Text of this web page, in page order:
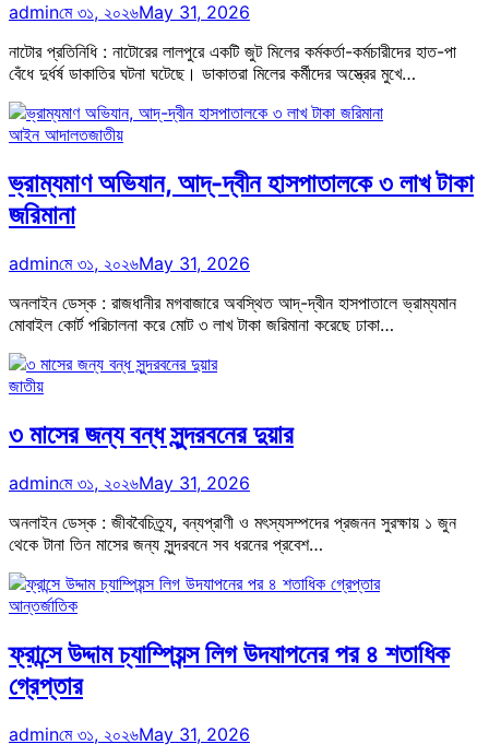
adminমে ৩১, ২০২৬May 31, 2026
নাটোর প্রতিনিধি : নাটোরের লালপুরে একটি জুট মিলের কর্মকর্তা-কর্মচারীদের হাত-পা
বেঁধে দুর্ধর্ষ ডাকাতির ঘটনা ঘটেছে। ডাকাতরা মিলের কর্মীদের অস্ত্রের মুখে…
আইন আদালতজাতীয়
ভ্রাম্যমাণ অভিযান, আদ্-দ্বীন হাসপাতালকে ৩ লাখ টাকা
জরিমানা
adminমে ৩১, ২০২৬May 31, 2026
অনলাইন ডেস্ক : রাজধানীর মগবাজারে অবস্থিত আদ্-দ্বীন হাসপাতালে ভ্রাম্যমান
মোবাইল কোর্ট পরিচালনা করে মোট ৩ লাখ টাকা জরিমানা করেছে ঢাকা…
জাতীয়
৩ মাসের জন্য বন্ধ সুন্দরবনের দুয়ার
adminমে ৩১, ২০২৬May 31, 2026
অনলাইন ডেস্ক : জীববৈচিত্র্য, বন্যপ্রাণী ও মৎস্যসম্পদের প্রজনন সুরক্ষায় ১ জুন
থেকে টানা তিন মাসের জন্য সুন্দরবনে সব ধরনের প্রবেশ…
আন্তর্জাতিক
ফ্রান্সে উদ্দাম চ্যাম্পিয়ন্স লিগ উদযাপনের পর ৪ শতাধিক
গ্রেপ্তার
adminমে ৩১, ২০২৬May 31, 2026